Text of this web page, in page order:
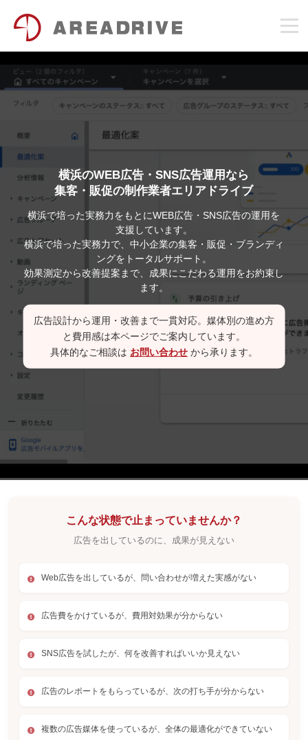
横浜のWEB広告・SNS広告運用なら
集客・販促の制作業者エリアドライブ
横浜で培った実務力をもとにWEB広告・SNS広告の運用を
支援しています。
横浜で培った実務力で、中小企業の集客・販促・ブランディ
ングをトータルサポート。
効果測定から改善提案まで、成果にこだわる運用をお約束し
ます。
広告設計から運用・改善まで一貫対応。媒体別の進め方
と費用感は本ページでご案内しています。
具体的なご相談は お問い合わせから承ります。
こんな状態で止まっていませんか？
広告を出しているのに、成果が見えない
Web広告を出しているが、問い合わせが増えた実感がない
広告費をかけているが、費用対効果が分からない
SNS広告を試したが、何を改善すればいいか見えない
広告のレポートをもらっているが、次の打ち手が分からない
複数の広告媒体を使っているが、全体の最適化ができていない